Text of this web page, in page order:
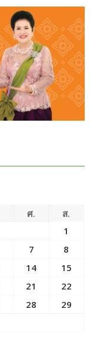
ศ.
ส.
1
7
8
14
15
21
22
28
29